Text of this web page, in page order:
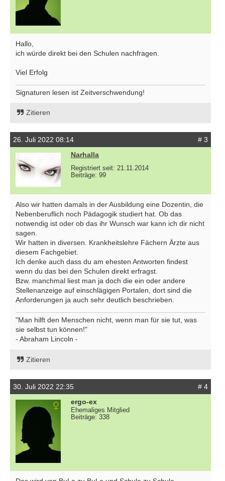
Hallo,
ich würde direkt bei den Schulen nachfragen.
Viel Erfolg
Signaturen lesen ist Zeitverschwendung!
Zitieren
26. Juli 2022 08:14
# 3
Narhalla
Registriert seit: 21.11.2014
Beiträge: 99
Also wir hatten damals in der Ausbildung eine Dozentin, die
Nebenberuflich noch Pädagogik studiert hat. Ob das
notwendig ist oder ob das ihr Wunsch war kann ich dir nicht
sagen.
Wir hatten in diversen. Krankheitslehre Fächern Ärzte aus
diesem Fachgebiet.
Ich denke auch dass du am ehesten Antworten findest
wenn du das bei den Schulen direkt erfragst.
Bzw. manchmal liest man ja doch die ein oder andere
Stellenanzeige auf einschlägigen Portalen, dort sind die
Anforderungen ja auch sehr deutlich beschrieben.
"Man hilft den Menschen nicht, wenn man für sie tut, was
sie selbst tun können!"
- Abraham Lincoln -
Zitieren
30. Juli 2022 22:35
# 4
ergo-ex
Ehemaliges Mitglied
Beiträge: 338